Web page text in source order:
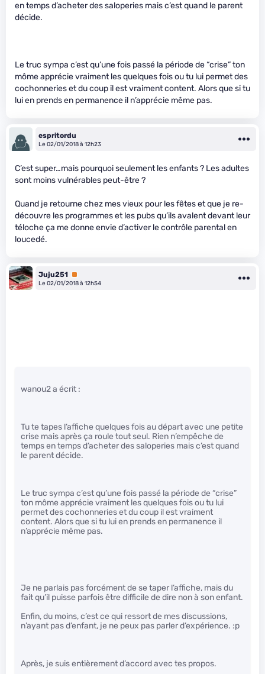
en temps d’acheter des saloperies mais c’est quand le parent
décide.
Le truc sympa c’est qu’une fois passé la période de “crise” ton
môme apprécie vraiment les quelques fois ou tu lui permet des
cochonneries et du coup il est vraiment content. Alors que si tu
lui en prends en permanence il n’apprécie même pas.
espritordu
Le 02/01/2018 à 12h23
C’est super…mais pourquoi seulement les enfants ? Les adultes
sont moins vulnérables peut-être ?
Quand je retourne chez mes vieux pour les fêtes et que je re-
découvre les programmes et les pubs qu’ils avalent devant leur
téloche ça me donne envie d’activer le contrôle parental en
loucedé.
Juju251 Premium
Le 02/01/2018 à 12h54
wanou2 a écrit :
Tu te tapes l’affiche quelques fois au départ avec une petite
crise mais après ça roule tout seul. Rien n’empêche de
temps en temps d’acheter des saloperies mais c’est quand
le parent décide.
Le truc sympa c’est qu’une fois passé la période de “crise”
ton môme apprécie vraiment les quelques fois ou tu lui
permet des cochonneries et du coup il est vraiment
content. Alors que si tu lui en prends en permanence il
n’apprécie même pas.
Je ne parlais pas forcément de se taper l’affiche, mais du
fait qu’il puisse parfois être difficile de dire non à son enfant.
Enfin, du moins, c’est ce qui ressort de mes discussions,
n’ayant pas d’enfant, je ne peux pas parler d’expérience. :p
Après, je suis entièrement d’accord avec tes propos.